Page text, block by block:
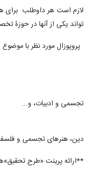
لازم است هر داوطلب برای
تواند یکی از آنها در حوزۀ
پروپوزال مورد نظر با موضوع
تجسمی و ادبیات، و...
دین، هنرهای تجسمی و
**ارائه پرینت «طرح